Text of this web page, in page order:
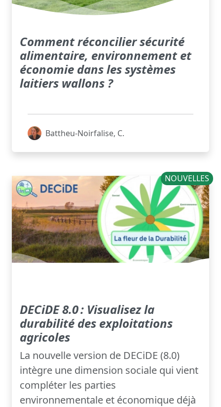
Comment réconcilier sécurité
alimentaire, environnement et
économie dans les systèmes
laitiers wallons ?
Battheu-Noirfalise, C.
NOUVELLES
DECiDE 8.0 : Visualisez la
durabilité des exploitations
agricoles
La nouvelle version de DECiDE (8.0)
intègre une dimension sociale qui vient
compléter les parties
environnementale et économique déjà